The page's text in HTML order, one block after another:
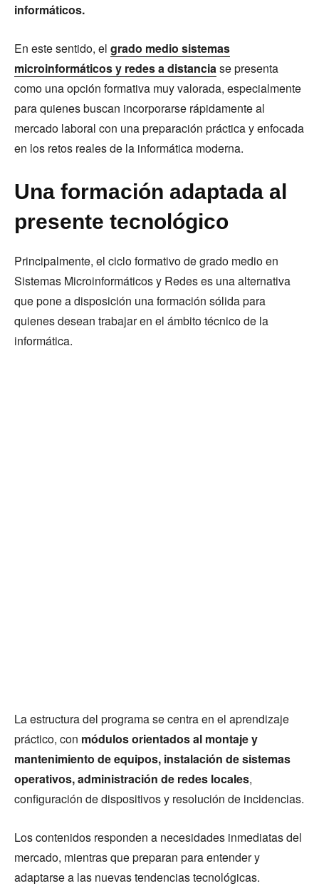
informáticos.
En este sentido, el grado medio sistemas
microinformáticos y redes a distancia se presenta
como una opción formativa muy valorada, especialmente
para quienes buscan incorporarse rápidamente al
mercado laboral con una preparación práctica y enfocada
en los retos reales de la informática moderna.
Una formación adaptada al
presente tecnológico
Principalmente, el ciclo formativo de grado medio en
Sistemas Microinformáticos y Redes es una alternativa
que pone a disposición una formación sólida para
quienes desean trabajar en el ámbito técnico de la
informática.
La estructura del programa se centra en el aprendizaje
práctico, con módulos orientados al montaje y
mantenimiento de equipos, instalación de sistemas
operativos, administración de redes locales,
configuración de dispositivos y resolución de incidencias.
Los contenidos responden a necesidades inmediatas del
mercado, mientras que preparan para entender y
adaptarse a las nuevas tendencias tecnológicas.